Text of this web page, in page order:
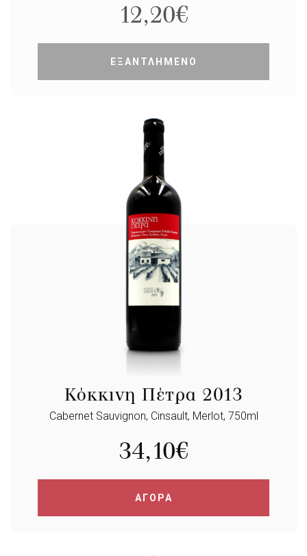
12,20€
ΕΞΑΝΤΛΗΜΕΝΟ
Κόκκινη Πέτρα 2013
Cabernet Sauvignon, Cinsault, Merlot, 750ml
34,10€
ΑΓΟΡΑ